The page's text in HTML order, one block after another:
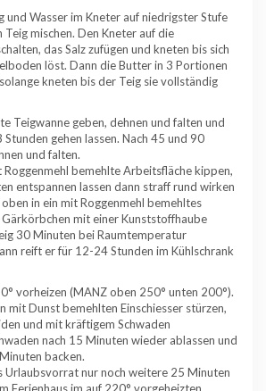
und Wasser im Kneter auf niedrigster Stufe
Teig mischen. Den Kneter auf die
das Salz zufügen und kneten bis sich
löst. Dann die Butter in 3 Portionen
kneten bis der Teig sie vollständig
Teigwanne geben, dehnen und falten und
gehen lassen. Nach 45 und 90
und falten.
Roggenmehl bemehlte Arbeitsfläche kippen,
entspannen lassen dann straff rund wirken
in ein mit Roggenmehl bemehltes
mit einer Kunststoffhaube
30 Minuten bei Raumtemperatur
reift er für 12-24 Stunden im Kühlschrank
vorheizen (MANZ oben 250° unten 200°).
mit Dunst bemehlten Einschiesser stürzen,
und mit kräftigem Schwaden
nach 15 Minuten wieder ablassen und
backen.
Urlaubsvorrat nur noch weitere 25 Minuten
Ferienhaus im auf 220° vorgeheizten